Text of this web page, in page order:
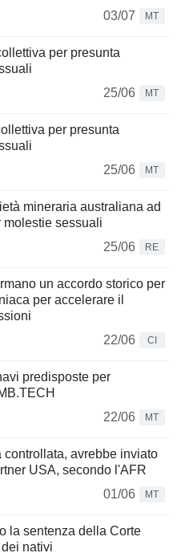
03/07
MT
per presunta
25/06
MT
per presunta
25/06
MT
mineraria australiana ad
molestie sessuali
25/06
RE
un accordo storico per
per accelerare il
22/06
CI
predisposte per
22/06
MT
controllata, avrebbe inviato
USA, secondo l'AFR
01/06
MT
la sentenza della Corte
nativi